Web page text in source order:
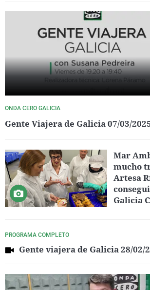
ONDA CERO GALICIA
Gente Viajera de Galicia 07/03/
Mar
mucho
Artesa
Galicia
PROGRAMA COMPLETO
Gente viajera de Galicia 28/02/